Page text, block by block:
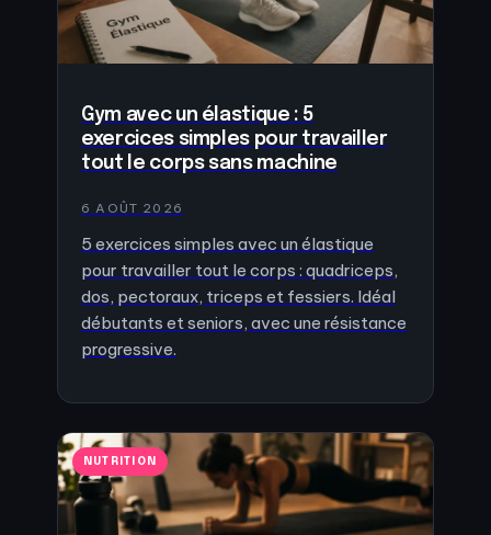
Gym avec un élastique : 5
exercices simples pour travailler
tout le corps sans machine
6 AOÛT 2026
5 exercices simples avec un élastique
pour travailler tout le corps : quadriceps,
dos, pectoraux, triceps et fessiers. Idéal
débutants et seniors, avec une résistance
progressive.
NUTRITION